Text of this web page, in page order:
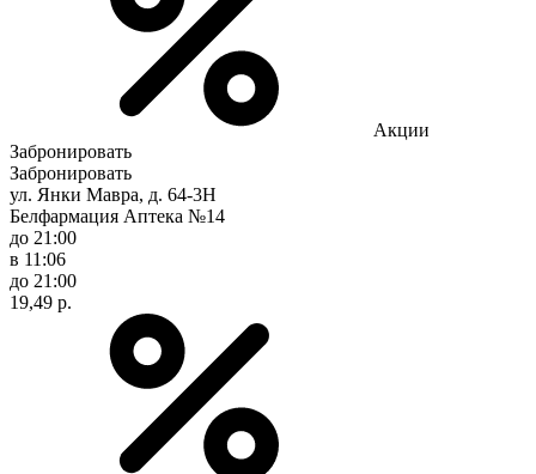
Акции
Забронировать
Забронировать
ул. Янки Мавра, д. 64-3Н
Белфармация Аптека №14
до 21:00
в 11:06
до 21:00
19,49 р.